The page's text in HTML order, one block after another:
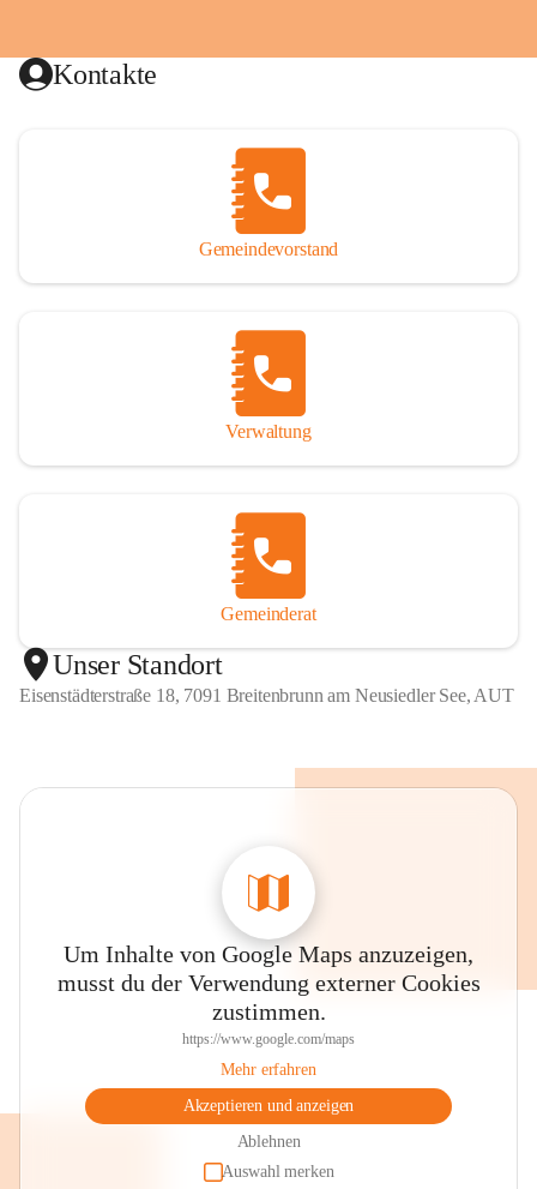
Kontakte
Gemeindevorstand
Verwaltung
Gemeinderat
Unser Standort
Eisenstädterstraße 18, 7091 Breitenbrunn am Neusiedler See, AUT
Um Inhalte von Google Maps anzuzeigen,
musst du der Verwendung externer Cookies
zustimmen.
https://www.google.com/maps
Mehr erfahren
Akzeptieren und anzeigen
Ablehnen
Auswahl merken